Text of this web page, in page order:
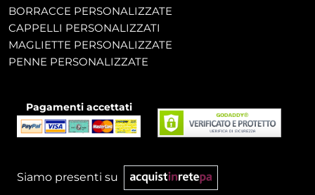
BORRACCE PERSONALIZZATE
CAPPELLI PERSONALIZZATI
MAGLIETTE PERSONALIZZATE
PENNE PERSONALIZZATE
Pagamenti accettati
Siamo presenti su